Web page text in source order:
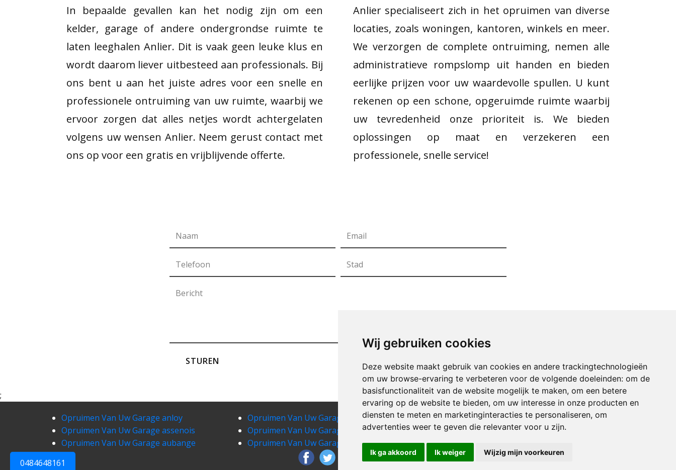
Wij gebruiken cookies
Deze website maakt gebruik van cookies en andere trackingtechnologieën
om uw browse-ervaring te verbeteren voor de volgende doeleinden: om de
basisfunctionaliteit van de website mogelijk te maken, om een betere
ervaring op de website te bieden, om uw interesse in onze producten en
diensten te meten en marketinginteracties te personaliseren, om
advertenties weer te geven die relevanter voor u zijn.
Ik ga akkoord Ik weiger Wijzig mijn voorkeuren
0484648161
In bepaalde gevallen kan het nodig zijn om een
kelder, garage of andere ondergrondse ruimte te
laten leeghalen Anlier. Dit is vaak geen leuke klus en
wordt daarom liever uitbesteed aan professionals. Bij
ons bent u aan het juiste adres voor een snelle en
professionele ontruiming van uw ruimte, waarbij we
ervoor zorgen dat alles netjes wordt achtergelaten
volgens uw wensen Anlier. Neem gerust contact met
ons op voor een gratis en vrijblijvende offerte.
Anlier specialiseert zich in het opruimen van diverse
locaties, zoals woningen, kantoren, winkels en meer.
We verzorgen de complete ontruiming, nemen alle
administratieve rompslomp uit handen en bieden
eerlijke prijzen voor uw waardevolle spullen. U kunt
rekenen op een schone, opgeruimde ruimte waarbij
uw tevredenheid onze prioriteit is. We bieden
oplossingen op maat en verzekeren een
professionele, snelle service!
STUREN
;
Opruimen Van Uw Garage anloy Opruimen Van Uw Garage arlon
Opruimen Van Uw Garage arville
Opruimen Van Uw Garage assenois
Opruimen Van Uw Garage athus
Opruimen Van Uw Garage attert
Opruimen Van Uw Garage aubange
Opruimen Van Uw Garage auby-sur-semois Opruimen Van Uw Garage autelbas